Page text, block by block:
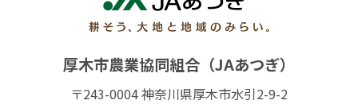
厚木市農業協同組合（JAあつぎ）
〒243-0004 神奈川県厚木市水引2-9-2